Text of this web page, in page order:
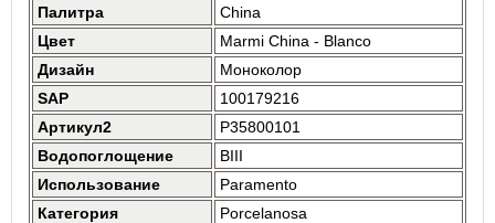
Палитра
China
Цвет
Marmi China - Blanco
Дизайн
Моноколор
SAP
100179216
Артикул2
P35800101
Водопоглощение
BIII
Использование
Paramento
Категория
Porcelanosa